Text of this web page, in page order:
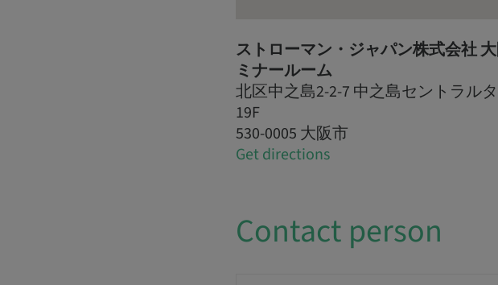
ストローマン・ジャパン株式会社
ミナールーム
北区中之島2-2-7 中之島セントラル
19F
530-0005 大阪市
Get directions
Contact person